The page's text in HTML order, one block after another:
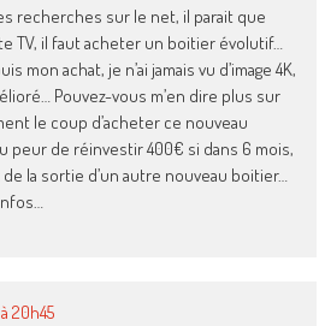
recherches sur le net, il parait que
TV, il faut acheter un boitier évolutif…
mon achat, je n’ai jamais vu d’image 4K,
Pouvez-vous m’en dire plus sur
le coup d’acheter ce nouveau
peur de réinvestir 400€ si dans 6 mois,
la sortie d’un autre nouveau boitier…
20h45